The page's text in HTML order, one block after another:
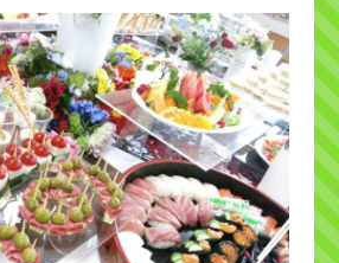
展示会・
商品発表会